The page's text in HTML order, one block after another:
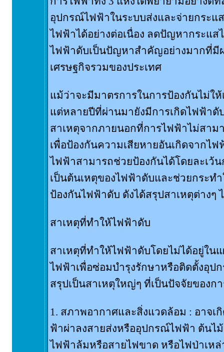
อุปกรณ์ไฟฟ้าในระบบส่งและจ่ายกระแ
ไฟฟ้าได้อย่างต่อเนื่อง ลดปัญหากระแ
ไฟฟ้าดับเป็นปัญหาสำคัญอย่างมากที่มี
เศรษฐกิจรวมของประเทศ
แม้ว่าจะมีมาตรการในการป้องกันไม่ใ
แต่หลายปีที่ผ่านมายังมีการเกิดไฟฟ้าดั
สาเหตุจากภายนอกที่การไฟฟ้าไม่สาม
เพื่อป้องกันความเสียหายอันเกิดจากไ
ไฟฟ้าสามารถช่วยป้องกันได้โดยละเว้
เป็นต้นเหตุของไฟฟ้าดับและช่วยกระท
ป้องกันไฟฟ้าดับ ดังได้สรุปสาเหตุต่างๆ
สาเหตุที่ทำให้ไฟฟ้าดับ
สาเหตุที่ทำให้ไฟฟ้าดับโดยไม่ได้อยู่ใน
ไฟฟ้าเพื่อซ่อมบำรุงรักษาหรือติดตั้งอุป
สรุปเป็นสาเหตุใหญ่ๆ ที่เป็นปัจจัยของก
1. สภาพอากาศและสิ่งแวดล้อม : อาจเ
ฟ้าผ่าลงสายส่งหรืออุปกรณ์ไฟฟ้า ต้นไ
ไฟฟ้าล้มหรือสายไฟขาด หรือไฟป่าเห